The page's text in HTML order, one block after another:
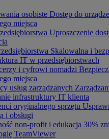
osobiste Dostęp do
miejsca
Uproszczenie
Skalowalna i
IT w przedsiębiorstwach
i cyfrowi nomadzi
miejsca
usług zarządzanych
infrastruktury IT klienta
oryginalnego sprzętu
i obsługi
non-profit i edukacja 30%
TeamViewer